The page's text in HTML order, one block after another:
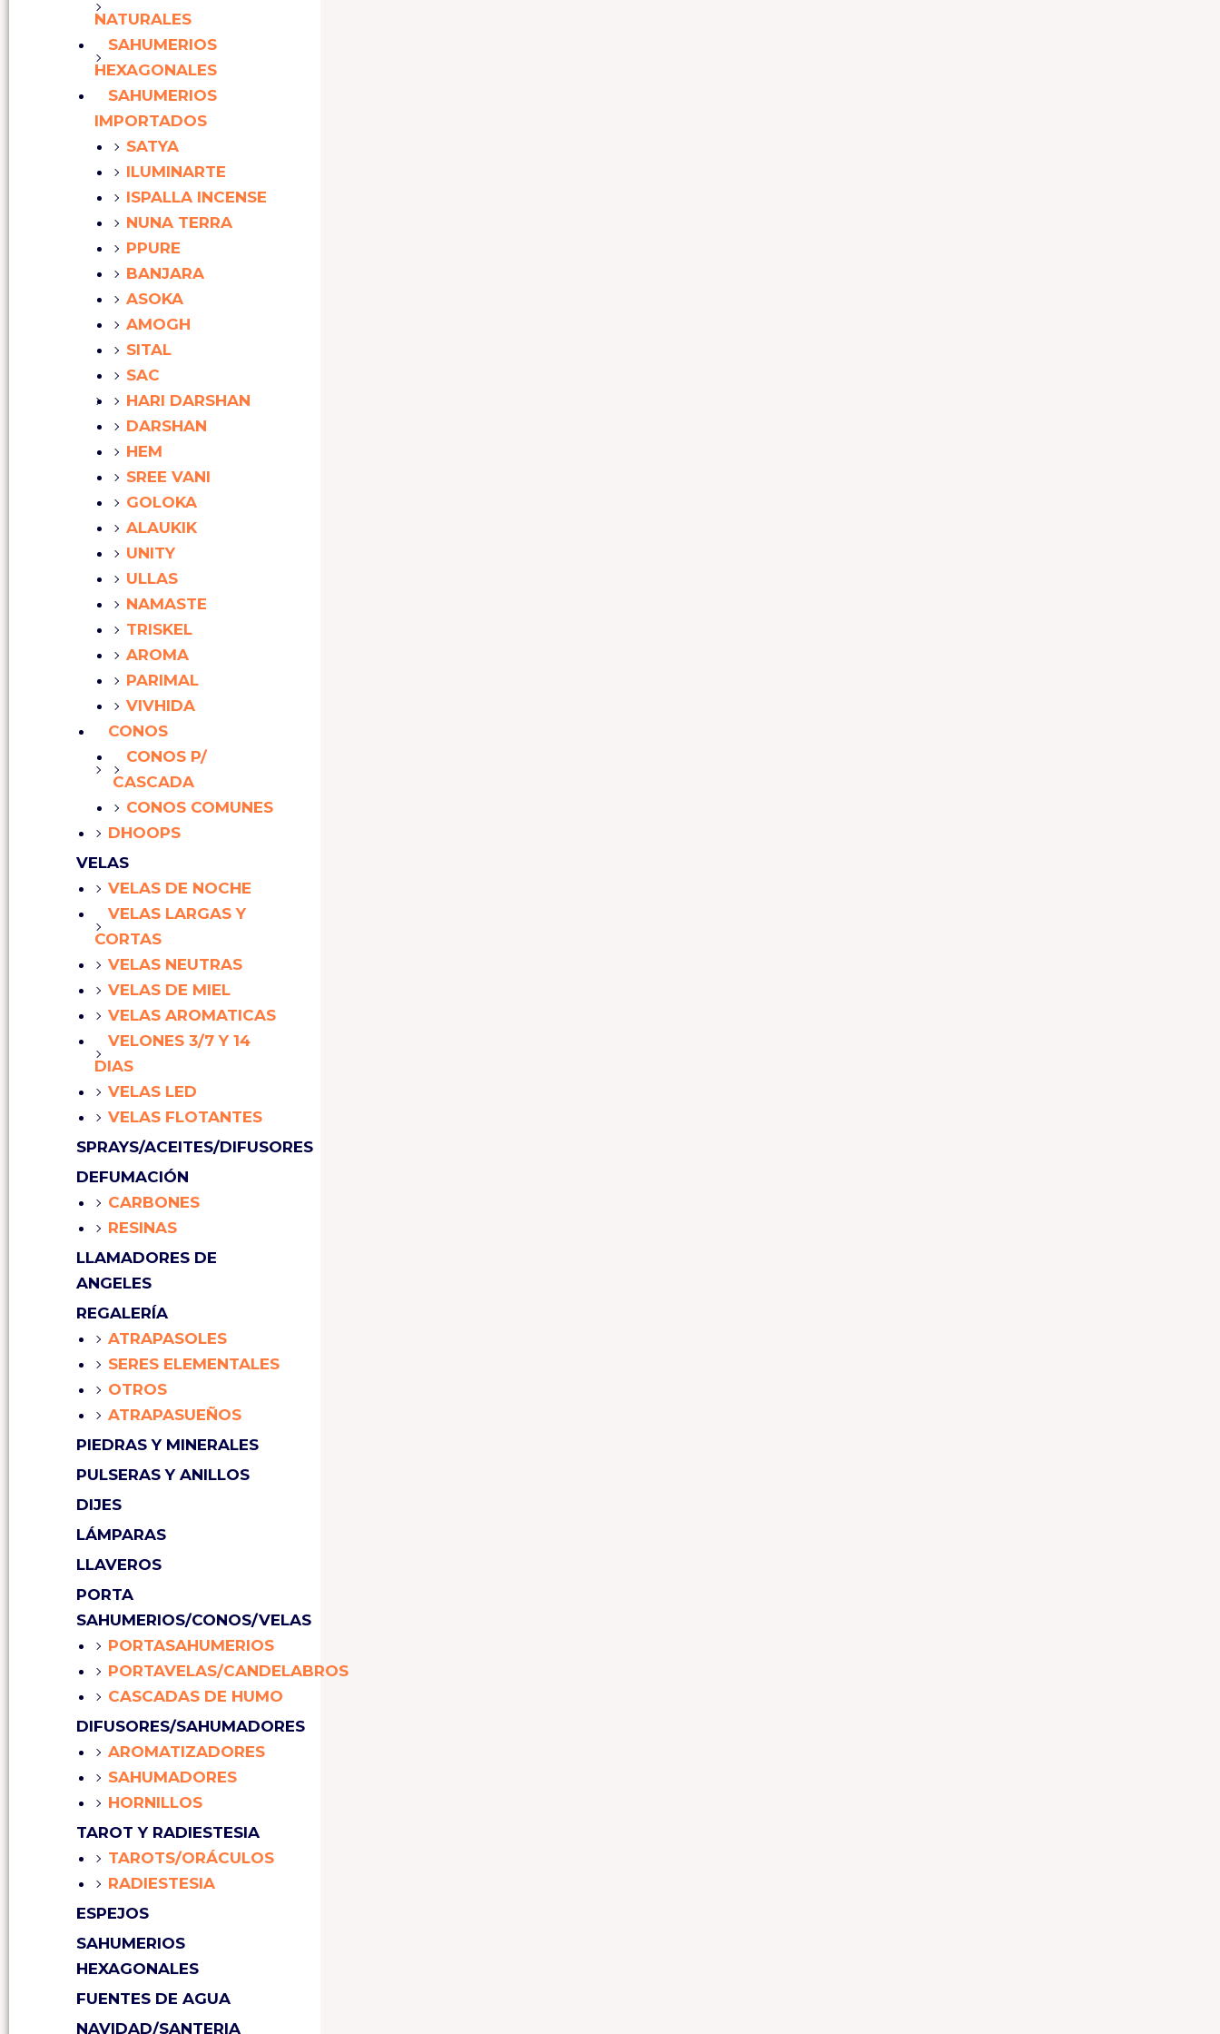
NATURALES
SAHUMERIOS
HEXAGONALES
SAHUMERIOS
IMPORTADOS
SATYA
ILUMINARTE
ISPALLA INCENSE
NUNA TERRA
PPURE
BANJARA
ASOKA
AMOGH
SITAL
SAC
HARI DARSHAN
DARSHAN
HEM
SREE VANI
GOLOKA
ALAUKIK
UNITY
ULLAS
NAMASTE
TRISKEL
AROMA
PARIMAL
VIVHIDA
CONOS
CONOS P/
CASCADA
CONOS COMUNES
DHOOPS
VELAS
VELAS DE NOCHE
VELAS LARGAS Y
CORTAS
VELAS NEUTRAS
VELAS DE MIEL
VELAS AROMATICAS
VELONES 3/7 Y 14
DIAS
VELAS LED
VELAS FLOTANTES
SPRAYS/ACEITES/DIFUSORES
DEFUMACIÓN
CARBONES
RESINAS
LLAMADORES DE
ANGELES
REGALERÍA
ATRAPASOLES
SERES ELEMENTALES
OTROS
ATRAPASUEÑOS
PIEDRAS Y MINERALES
PULSERAS Y ANILLOS
DIJES
LÁMPARAS
LLAVEROS
PORTA
SAHUMERIOS/CONOS/VELAS
PORTASAHUMERIOS
PORTAVELAS/CANDELABROS
CASCADAS DE HUMO
DIFUSORES/SAHUMADORES
AROMATIZADORES
SAHUMADORES
HORNILLOS
TAROT Y RADIESTESIA
TAROTS/ORÁCULOS
RADIESTESIA
ESPEJOS
SAHUMERIOS
HEXAGONALES
FUENTES DE AGUA
NAVIDAD/SANTERIA